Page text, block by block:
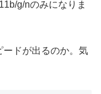
g/nのみになりま
ドが出るのか。気